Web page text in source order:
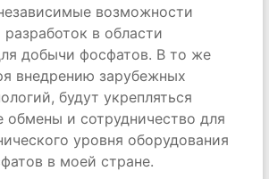
возможности
в области
добычи фосфатов. В то же
внедрению зарубежных
будут укрепляться
и сотрудничество для
уровня оборудования
в моей стране.